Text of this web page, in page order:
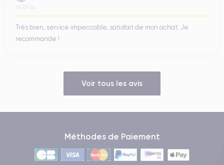
09/07/26
Très bien, service impeccable, satisfait de mon achat. Je
recommande !
Voir tous les avis
Méthodes de Paiement